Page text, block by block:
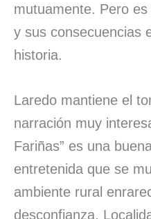
mutuamente. Pero
y sus consecuencias
historia.
Laredo mantiene el
narración muy
Fariñas” es una
entretenida que se
ambiente rural
desconfianza.